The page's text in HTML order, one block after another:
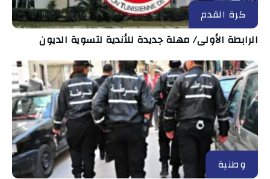
كرة القدم
الرابطة الأولى/ مهلة جديدة للأندية لتسوية الديون
وطنية